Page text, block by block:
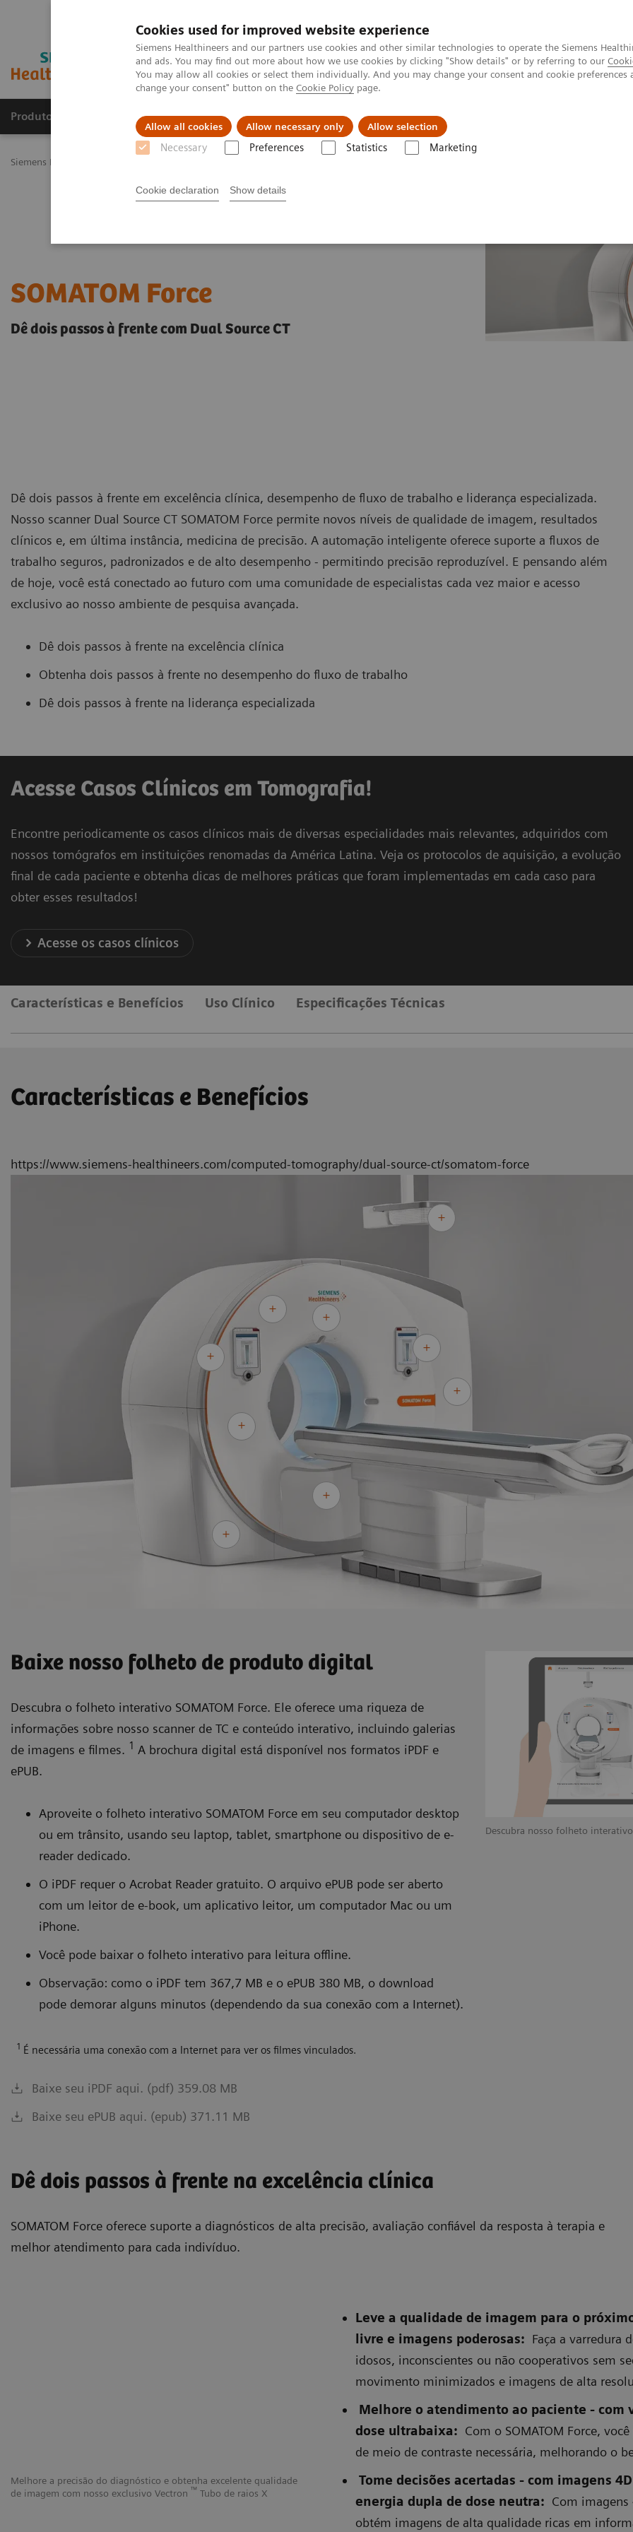
Cookies used for improved website experience
Siemens Healthineers and our partners use cookies and other similar technologies to operate the Siemens
and ads. You may find out more about how we use cookies by clicking "Show details" or by referring to our
You may allow all cookies or select them individually. And you may change your consent and cookie
change your consent" button on the Cookie Policy page.
Allow all cookies Allow necessary only Allow selection
Necessary Preferences Statistics Marketing
Cookie declaration Show details
Produtos e serviços Especialidades Clínicas e Patologias Serviços de pós-venda
Siemens Healthineers Brasil
SOMATOM Force
Dê dois passos à frente com Dual Source CT
Dê dois passos à frente em excelência clínica, desempenho de fluxo de trabalho e liderança especializada.
Nosso scanner Dual Source CT SOMATOM Force permite novos níveis de qualidade de imagem, resultados
clínicos e, em última instância, medicina de precisão. A automação inteligente oferece suporte a fluxos de
trabalho seguros, padronizados e de alto desempenho - permitindo precisão reproduzível. E pensando além
de hoje, você está conectado ao futuro com uma comunidade de especialistas cada vez maior e acesso
exclusivo ao nosso ambiente de pesquisa avançada.
Dê dois passos à frente na excelência clínica
Obtenha dois passos à frente no desempenho do fluxo de trabalho
Dê dois passos à frente na liderança especializada
Acesse Casos Clínicos em Tomografia!
Encontre periodicamente os casos clínicos mais de diversas especialidades mais relevantes, adquiridos com
nossos tomógrafos em instituições renomadas da América Latina. Veja os protocolos de aquisição, a evolução
final de cada paciente e obtenha dicas de melhores práticas que foram implementadas em cada caso para
obter esses resultados!
Acesse os casos clínicos
Características e Benefícios Uso Clínico Especificações Técnicas
Características e Benefícios
https://www.siemens-healthineers.com/computed-tomography/dual-source-ct/somatom-force
Leia o que seus colegas estão dizendo sobre o SOMATOM Force. Descubra nosso folheto interativo
Baixe nosso folheto de produto digital
Descubra o folheto interativo SOMATOM Force. Ele oferece uma riqueza de
informações sobre nosso scanner de TC e conteúdo interativo, incluindo galerias
de imagens e filmes. 1 A brochura digital está disponível nos formatos iPDF e
ePUB.
Aproveite o folheto interativo SOMATOM Force em seu computador desktop
ou em trânsito, usando seu laptop, tablet, smartphone ou dispositivo de e-
reader dedicado.
O iPDF requer o Acrobat Reader gratuito. O arquivo ePUB pode ser aberto
com um leitor de e-book, um aplicativo leitor, um computador Mac ou um
iPhone.
Você pode baixar o folheto interativo para leitura offline.
Observação: como o iPDF tem 367,7 MB e o ePUB 380 MB, o download
pode demorar alguns minutos (dependendo da sua conexão com a Internet).
1 É necessária uma conexão com a Internet para ver os filmes vinculados.
Baixe seu iPDF aqui. (pdf) 359.08 MB
Baixe seu ePUB aqui. (epub) 371.11 MB
Dê dois passos à frente na excelência clínica
SOMATOM Force oferece suporte a diagnósticos de alta precisão, avaliação confiável da resposta à terapia e
melhor atendimento para cada indivíduo.
Melhore a precisão do diagnóstico e obtenha excelente qualidade
de imagem com nosso exclusivo Vectron ™ Tubo de raios X
Utilize as informações de alta resolução fornecidas pela SOMATOM
Leve a qualidade de imagem para o
livre e imagens poderosas: Faça a varredura
idosos, inconscientes ou não cooperativos sem
movimento minimizados e imagens de alta
Melhore o atendimento ao paciente - com
dose ultrabaixa: Com o SOMATOM Force,
de meio de contraste necessária, melhorando o
Tome decisões acertadas - com imagens
energia dupla de dose neutra: Com imagens
obtém imagens de alta qualidade ricas em